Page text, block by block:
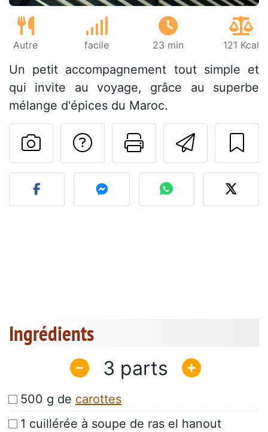
Autre facile 23 min 121 Kcal
Un petit accompagnement tout simple et
qui invite au voyage, grâce au superbe
mélange d'épices du Maroc.
Imprimer
Poser une
Publier votre photo de
Ingrédients
3
500 g de carottes
1 cuillérée à soupe de ras el hanout